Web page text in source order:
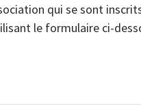
qui se sont
le formulaire ci-